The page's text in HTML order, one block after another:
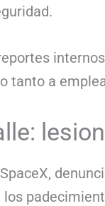
tanto a